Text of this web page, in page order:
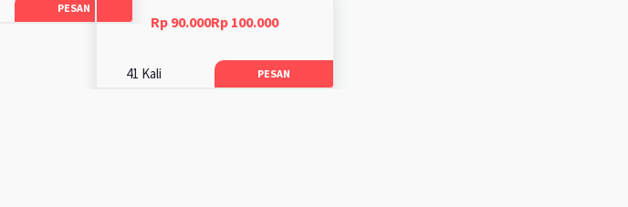
PESAN
Rp 90.000Rp 100.000
41 Kali PESAN